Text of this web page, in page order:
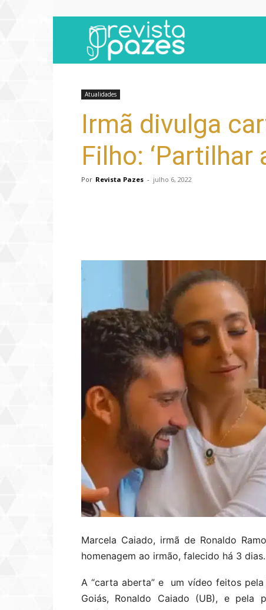
Atualidades
Irmã divulga
Filho:
Por Revista Pazes - julho 6, 2022
Marcela Caiado, irmã de Ronaldo
homenagem ao irmão, falecido há 3 dias.
A “carta aberta” e um vídeo feitos
Goiás, Ronaldo Caiado (UB), e pela